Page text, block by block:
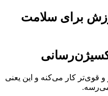
برای سلامت
کار می‌کنه و این یعنی